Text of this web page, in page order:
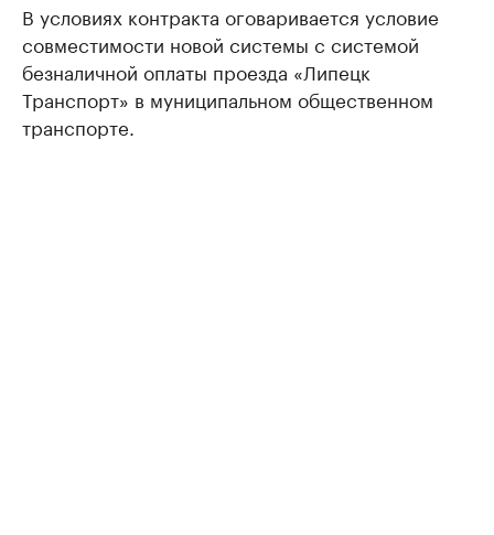
В условиях контракта оговаривается условие
совместимости новой системы с системой
безналичной оплаты проезда «Липецк
Транспорт» в муниципальном общественном
транспорте.